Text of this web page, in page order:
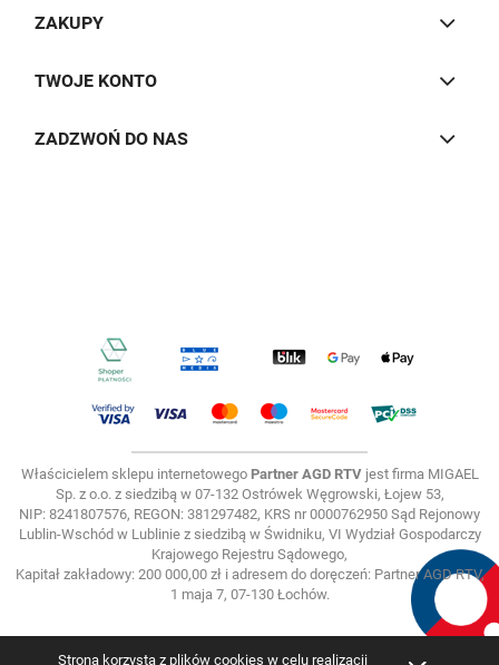
Strona korzysta z plików cookies w celu realizacji
ZAKUPY
TWOJE KONTO
ZADZWOŃ DO NAS
Właścicielem sklepu internetowego Partner AGD RTVjest firma MIGAEL
Sp. z o.o. z siedzibą w 07-132 Ostrówek Węgrowski, Łojew 53,
NIP: 8241807576, REGON: 381297482, KRS nr 0000762950 Sąd Rejonowy
Lublin-Wschód w Lublinie z siedzibą w Świdniku, VI Wydział Gospodarczy
Krajowego Rejestru Sądowego,
Kapitał zakładowy: 200 000,00 zł i adresem do doręczeń: Partner AGD RTV,
1 maja 7, 07-130 Łochów.